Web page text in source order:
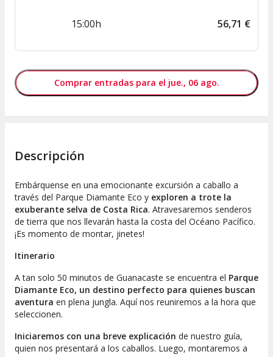
15:00h 56,71 €
Comprar entradas para el jue., 06 ago.
Descripción
Embárquense en una emocionante excursión a caballo a
través del Parque Diamante Eco y exploren a trote la
exuberante selva de Costa Rica. Atravesaremos senderos
de tierra que nos llevarán hasta la costa del Océano Pacífico.
¡Es momento de montar, jinetes!
Itinerario
A tan solo 50 minutos de Guanacaste se encuentra el Parque
Diamante Eco, un destino perfecto para quienes buscan
aventura en plena jungla. Aquí nos reuniremos a la hora que
seleccionen.
Iniciaremos con una breve explicación de nuestro guía,
quien nos presentará a los caballos. Luego, montaremos a